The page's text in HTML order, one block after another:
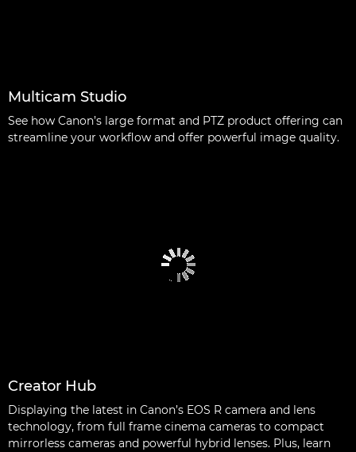
Multicam Studio
See how Canon’s large format and PTZ product offering can
streamline your workflow and offer powerful image quality.
Creator Hub
Displaying the latest in Canon’s EOS R camera and lens
technology, from full frame cinema cameras to compact
mirrorless cameras and powerful hybrid lenses. Plus, learn